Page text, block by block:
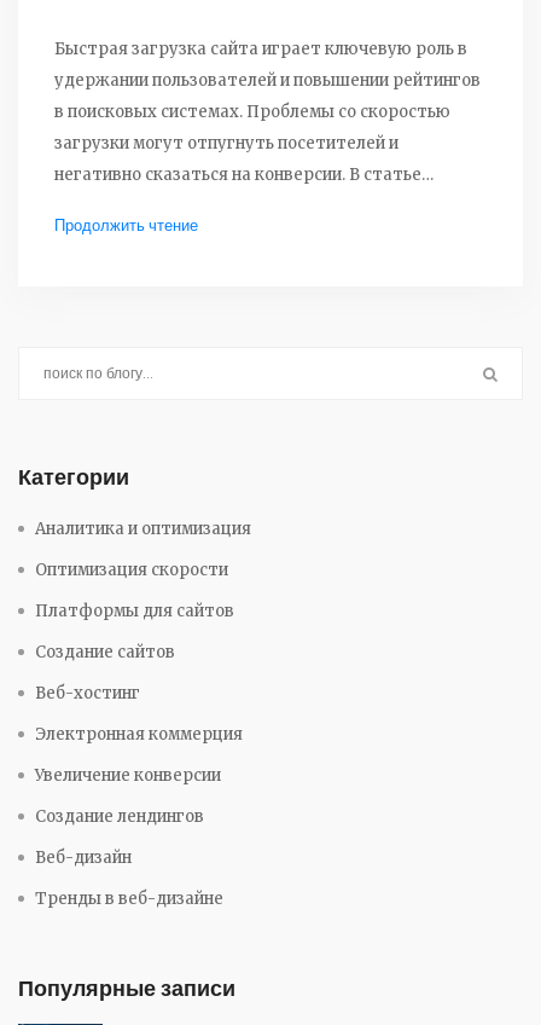
Быстрая загрузка сайта играет ключевую роль в
удержании пользователей и повышении рейтингов
в поисковых системах. Проблемы со скоростью
загрузки могут отпугнуть посетителей и
негативно сказаться на конверсии. В статье
оптимизации скорости загрузки сайта с
кэширования. Эти подходы помогут улучшить
Продолжить чтение
Категории
Аналитика и оптимизация
Оптимизация скорости
Платформы для сайтов
Создание сайтов
Веб-хостинг
Электронная коммерция
Увеличение конверсии
Создание лендингов
Веб-дизайн
Тренды в веб-дизайне
Популярные записи